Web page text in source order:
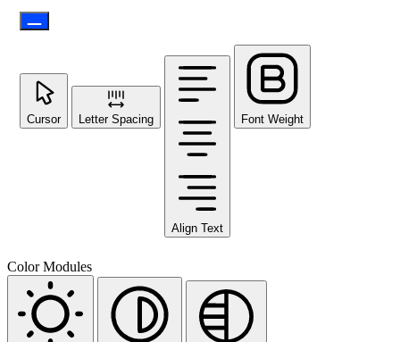
Cursor Letter Spacing
Align Text
Font Weight
Color Modules